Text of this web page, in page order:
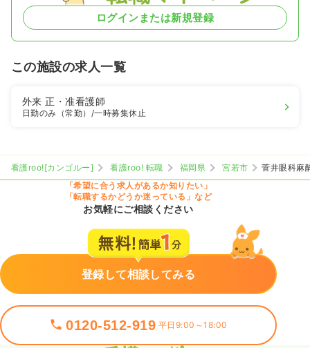
ログインまたは新規登録
この施設の求人一覧
外来正・准看護師
日勤のみ（常勤） /一時募集休止
看護roo![カンゴルー] 看護roo! 転職 福岡県 宮若市
菅井眼科麻
「希望に合う求人があるか知りたい」
「転職するかどうか迷っている」など
お気軽にご相談ください
登録して相談してみる
0120-512-919 平日9:00～18:00